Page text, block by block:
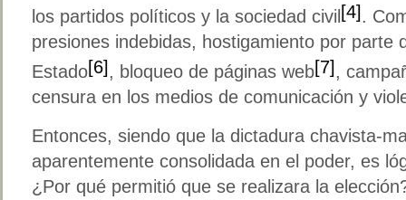
los partidos políticos y la sociedad civil[4].
presiones indebidas, hostigamiento por parte
Estado[6], bloqueo de páginas web[7],
censura en los medios de comunicación y
Entonces, siendo que la dictadura chavista-
aparentemente consolidada en el poder, es
¿Por qué permitió que se realizara la